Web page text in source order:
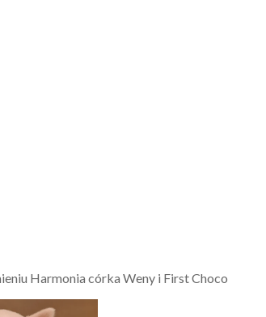
Harmonia córka Weny i First Choco